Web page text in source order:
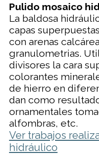
Pulido mosaico
La baldosa
capas
con arenas
granulometrias.
divisores la cara
colorantes
de hierro en
dan como
ornamentales
alfombras, etc.
Ver trabajos
hidráulico